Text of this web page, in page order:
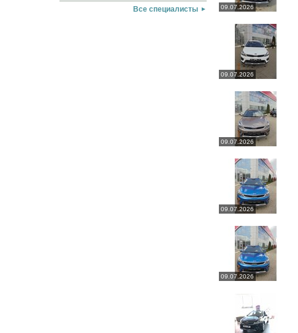
Все специалисты 09.07.2026
09.07.2026
09.07.2026
09.07.2026
09.07.2026